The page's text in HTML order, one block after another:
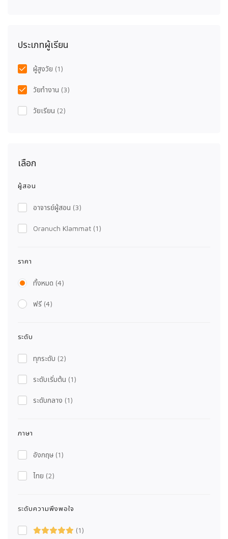
ประเภทผู้เรียน
ผู้สูงวัย (1)
วัยทำงาน (3)
วัยเรียน (2)
เลือก
ผู้สอน
อาจารย์ผู้สอน (3)
Oranuch Klammat (1)
ราคา
ทั้งหมด (4)
ฟรี (4)
ระดับ
ทุกระดับ (2)
ระดับเริ่มต้น (1)
ระดับกลาง (1)
ภาษา
อังกฤษ (1)
ไทย (2)
ระดับความพึงพอใจ
(1)